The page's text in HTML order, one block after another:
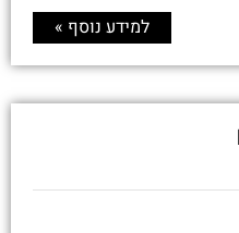
למידע נוסף »